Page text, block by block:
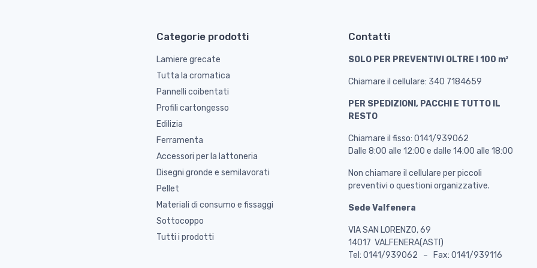
Categorie prodotti
Lamiere grecate
Tutta la cromatica
Pannelli coibentati
Profili cartongesso
Edilizia
Ferramenta
Accessori per la lattoneria
Disegni gronde e semilavorati
Pellet
Materiali di consumo e fissaggi
Sottocoppo
Tutti i prodotti
Contatti
SOLO PER PREVENTIVI OLTRE I 100 m²
Chiamare il cellulare: 340 7184659
PER SPEDIZIONI, PACCHI E TUTTO IL
RESTO
Chiamare il fisso: 0141/939062
Dalle 8:00 alle 12:00 e dalle 14:00 alle 18:00
Non chiamare il cellulare per piccoli
preventivi o questioni organizzative.
Sede Valfenera
VIA SAN LORENZO, 69
14017 VALFENERA(ASTI)
Tel: 0141/939062 – Fax: 0141/939116